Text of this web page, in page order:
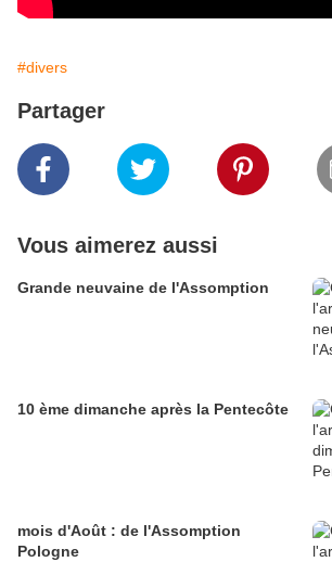
#divers
Partager
Vous aimerez aussi
Grande neuvaine de l'Assomption
10 ème dimanche après la Pentecôte
mois d'Août : de l'Assomption
Pologne